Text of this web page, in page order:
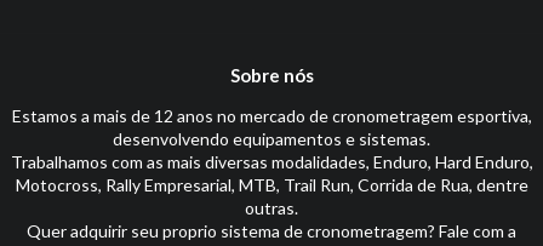
Sobre nós
Estamos a mais de 12 anos no mercado de cronometragem esportiva,
desenvolvendo equipamentos e sistemas.
Trabalhamos com as mais diversas modalidades, Enduro, Hard Enduro,
Motocross, Rally Empresarial, MTB, Trail Run, Corrida de Rua, dentre
outras.
Quer adquirir seu proprio sistema de cronometragem? Fale com a